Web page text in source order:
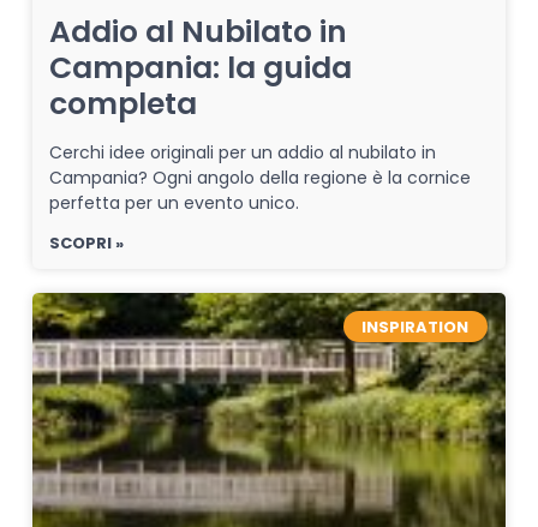
Addio al Nubilato in
Campania: la guida
completa
Cerchi idee originali per un addio al nubilato in
Campania? Ogni angolo della regione è la cornice
perfetta per un evento unico.
SCOPRI »
INSPIRATION